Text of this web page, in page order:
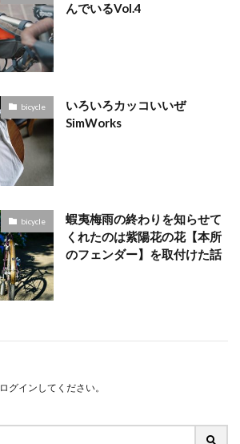
んでいるVol.4
bicycle
いろいろカッコいいぜ
SimWorks
bicycle
蝦夷梅雨の終わりを知らせて
くれたのは紫陽花の花【本所
のフェンダー】を取付けた話
ログイン してください。